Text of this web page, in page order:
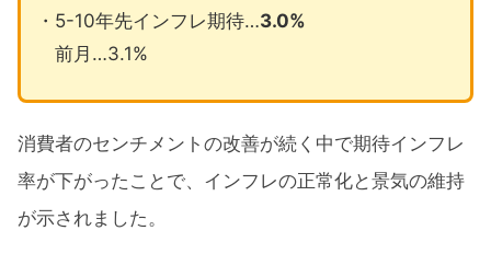
・5-10年先インフレ期待…3.0%
前月…3.1%
消費者のセンチメントの改善が続く中で期待インフレ
率が下がったことで、インフレの正常化と景気の維持
が示されました。